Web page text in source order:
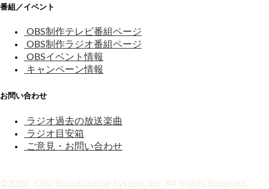
番組／イベント
OBS制作テレビ番組ページ
OBS制作ラジオ番組ページ
OBSイベント情報
キャンペーン情報
お問い合わせ
ラジオ過去の放送楽曲
ラジオ目安箱
ご意見・お問い合わせ
©2026 Oita Broadcasting System, Inc. All Rights Reserved.